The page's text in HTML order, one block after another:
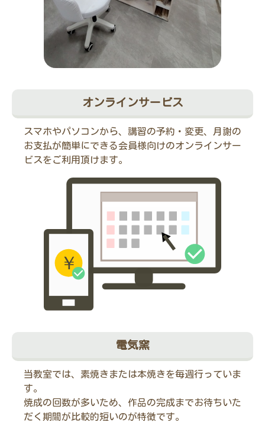
オンラインサービス
スマホやパソコンから、講習の予約・変更、月謝の
お支払が簡単にできる会員様向けのオンラインサー
ビスをご利用頂けます。
電気窯
当教室では、素焼きまたは本焼きを毎週行っていま
す。
焼成の回数が多いため、作品の完成までお待ちいた
だく期間が比較的短いのが特徴です。